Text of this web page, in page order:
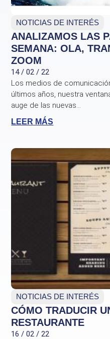
NOTICIAS DE INTERÉS
ANALIZAMOS LAS
SEMANA: OLA,
ZOOM
14 / 02 / 22
Los medios de
últimos años, nuestra
auge de las nuevas...
LEER MÁS
NOTICIAS DE INTERÉS
CÓMO TRADUCIR
RESTAURANTE
16 / 02 / 22